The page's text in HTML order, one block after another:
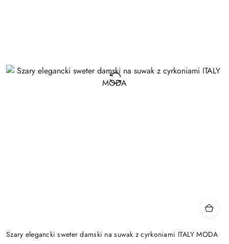
Szary elegancki sweter damski na suwak z cyrkoniami ITALY MODA